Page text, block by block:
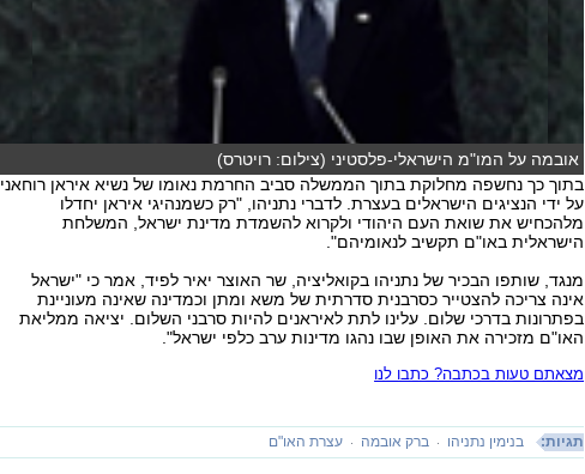
אובמה על המו"מ הישראלי-פלסטיני (צילום: רויטרס)
בתוך כך נחשפה מחלוקת בתוך הממשלה סביב החרמת נאומו של נשיא איראן רוחאני
על ידי הנציגים הישראלים בעצרת. לדברי נתניהו, "רק כשמנהיגי איראן יחדלו
מלהכחיש את שואת העם היהודי ולקרוא להשמדת מדינת ישראל, המשלחת
הישראלית באו"ם תקשיב לנאומיהם".
מנגד, שותפו הבכיר של נתניהו בקואליציה, שר האוצר יאיר לפיד, אמר כי "ישראל
אינה צריכה להצטייר כסרבנית סדרתית של משא ומתן וכמדינה שאינה מעוניינת
בפתרונות בדרכי שלום. עלינו לתת לאיראנים להיות סרבני השלום. יציאה ממליאת
האו"ם מזכירה את האופן שבו נהגו מדינות ערב כלפי ישראל".
מצאתם טעות בכתבה? כתבו לנו
תגיות: בנימין נתניהו ברק אובמה עצרת האו"ם